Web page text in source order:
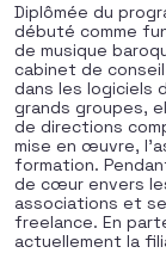
Diplômée du
débuté comme
de musique
cabinet de
dans les logiciels
grands groupes,
de directions
mise en œuvre,
formation.
de cœur envers
associations et
freelance. En
actuellement la